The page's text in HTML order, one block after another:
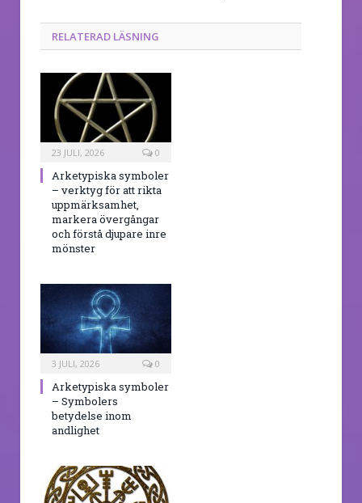
RELATERAD LÄSNING
23 JULI, 2026 0
Arketypiska symboler
– verktyg för att rikta
uppmärksamhet,
markera övergångar
och förstå djupare inre
mönster
3 JULI, 2026 0
Arketypiska symboler
– Symbolers
betydelse inom
andlighet